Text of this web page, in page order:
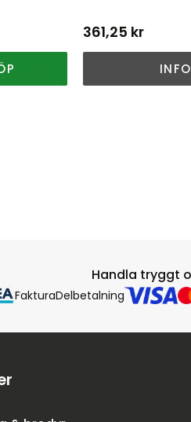
361,25 kr
INFO
Handla tryggt
FakturaDelbetalning